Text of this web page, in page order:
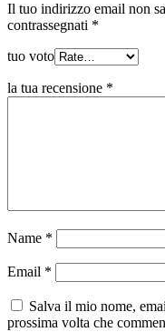
Il tuo indirizzo email non
contrassegnati *
tuo voto
la tua recensione *
Name *
Email *
Salva il mio nome,
prossima volta che